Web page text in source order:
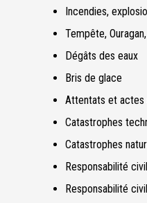
Incendies,
Tempête,
Dégâts des eaux
Bris de glace
Attentats et actes
Catastrophes
Catastrophes
Responsabilité
Responsabilité